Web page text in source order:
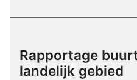
Rapportage
landelijk gebied